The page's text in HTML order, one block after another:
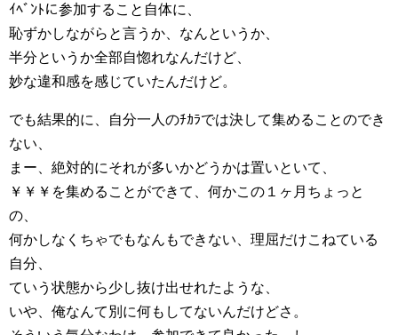
ｲﾍﾞﾝﾄに参加すること自体に、
恥ずかしながらと言うか、なんというか、
半分というか全部自惚れなんだけど、
妙な違和感を感じていたんだけど。
でも結果的に、自分一人のﾁｶﾗでは決して集めることのでき
ない、
まー、絶対的にそれが多いかどうかは置いといて、
￥￥￥を集めることができて、何かこの１ヶ月ちょっと
の、
何かしなくちゃでもなんもできない、理屈だけこねている
自分、
ていう状態から少し抜け出せれたような、
いや、俺なんて別に何もしてないんだけどさ。